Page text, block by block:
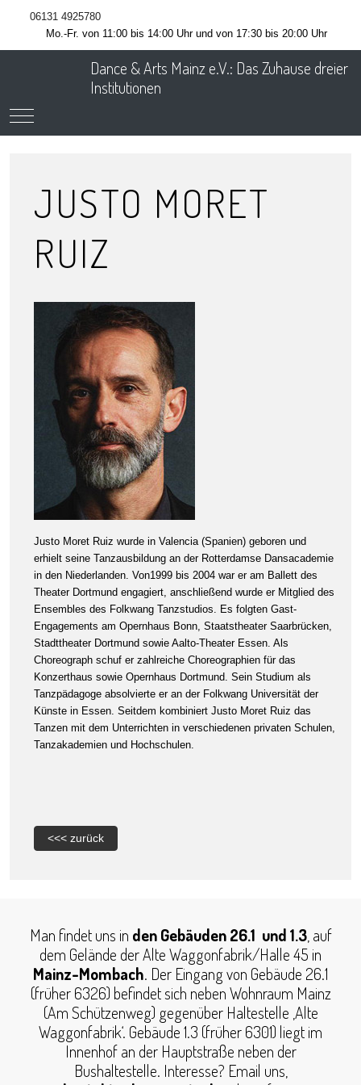
06131 4925780
Mo.-Fr. von 11:00 bis 14:00 Uhr und von 17:30 bis 20:00 Uhr
Dance & Arts Mainz e.V.: Das Zuhause dreier
Institutionen
Mobile Menu Toggle
JUSTO MORET
RUIZ
Justo Moret Ruiz wurde in Valencia (Spanien) geboren und
erhielt seine Tanzausbildung an der Rotterdamse Dansacademie
in den Niederlanden. Von1999 bis 2004 war er am Ballett des
Theater Dortmund engagiert, anschließend wurde er Mitglied des
Ensembles des Folkwang Tanzstudios. Es folgten Gast-
Engagements am Opernhaus Bonn, Staatstheater Saarbrücken,
Stadttheater Dortmund sowie Aalto-­Theater Essen. Als
Choreograph schuf er zahlreiche Choreographien für das
Konzerthaus sowie Opernhaus Dortmund. Sein Studium als
Tanzpädagoge absolvierte er an der Folkwang Universität der
Künste in Essen. Seitdem kombiniert Justo Moret Ruiz das
Tanzen mit dem Unterrichten in verschiedenen privaten Schulen,
Tanzakademien und Hochschulen.
<<< zurück
Man findet uns in den Gebäuden 26.1 und 1.3, auf
dem Gelände der Alte Waggonfabrik/Halle 45 in
Mainz-Mombach. Der Eingang von Gebäude 26.1
(früher 6326) befindet sich neben Wohnraum Mainz
(Am Schützenweg) gegenüber Haltestelle ‚Alte
Waggonfabrik‘. Gebäude 1.3 (früher 6301) liegt im
Innenhof an der Hauptstraße neben der
Bushaltestelle. Interesse? Email uns,